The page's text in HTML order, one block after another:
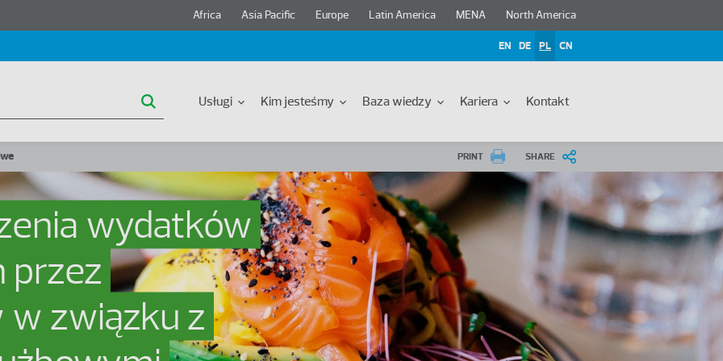
Header region menu
Africa Asia Pacific Europe Latin America MENA North America
EN DE PL CN
Usługi Kim jesteśmy Baza wiedzy Kariera Kontakt
PRINT SHARE
wydatków
przez
związku z